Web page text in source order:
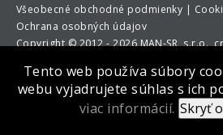
Všeobecné obchodné podmienky |
Ochrana osobných údajov
Copyright©2012 - 2026 MAN-SR, s.r.o.,
Tento web používa súbory
webu vyjadrujete súhlas s ich
viac informácií.